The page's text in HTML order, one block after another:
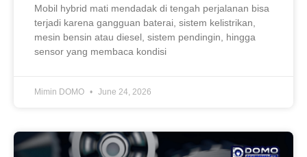
Mobil hybrid mati mendadak di tengah perjalanan bisa
terjadi karena gangguan baterai, sistem kelistrikan,
mesin bensin atau diesel, sistem pendingin, hingga
sensor yang membaca kondisi
Mimin DOMO June 24, 2026